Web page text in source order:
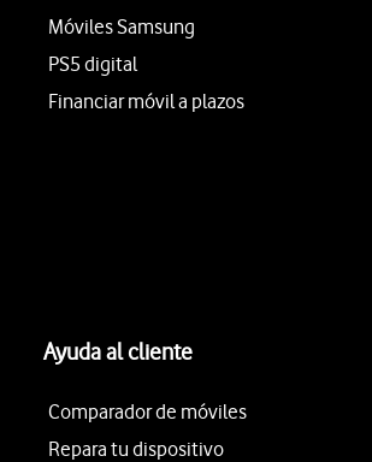
Móviles Samsung
PS5 digital
Financiar móvil a plazos
Ayuda al cliente
Comparador de móviles
Repara tu dispositivo